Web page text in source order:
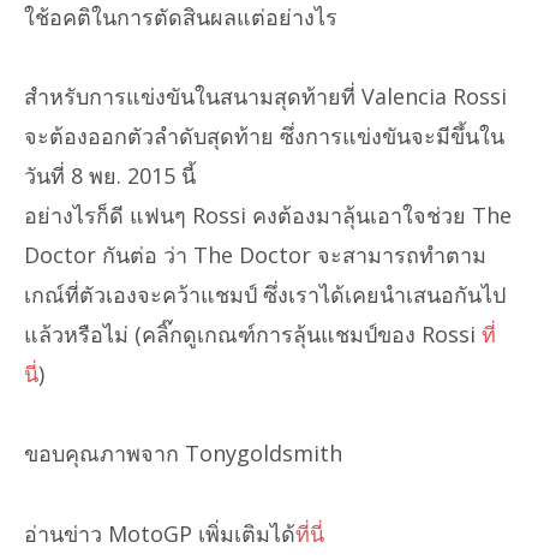
ใช้อคติในการตัดสินผลแต่อย่างไร
สำหรับการแข่งขันในสนามสุดท้ายที่ Valencia Rossi
จะต้องออกตัวลำดับสุดท้าย ซึ่งการแข่งขันจะมีขึ้นใน
วันที่ 8 พย. 2015 นี้
อย่างไรก็ดี แฟนๆ Rossi คงต้องมาลุ้นเอาใจช่วย The
Doctor กันต่อ ว่า The Doctor จะสามารถทำตาม
เกณ์ที่ตัวเองจะคว้าแชมป์ ซึ่งเราได้เคยนำเสนอกันไป
แล้วหรือไม่ (คลิ๊กดูเกณฑ์การลุ้นแชมป์ของ Rossi ที่
นี่)
ขอบคุณภาพจาก Tonygoldsmith
อ่านข่าว MotoGP เพิ่มเติมได้ที่นี่